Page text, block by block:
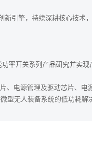
引擎，持续深耕核心技术
率开关系列产品研究并实现
、电源管理及驱动芯片、电
型无人装备系统的低功耗解